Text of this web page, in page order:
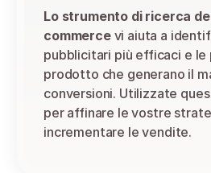
Lo strumento di ricerca
commerce vi aiuta a
pubblicitari più efficaci e le
prodotto che generano il
conversioni. Utilizzate
per affinare le vostre
incrementare le vendite.